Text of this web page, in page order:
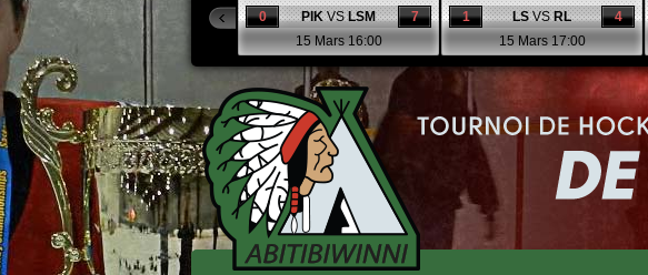
7
0 PIKVSLSM
15 Mars 16:00
4
1 LSVSRL
15 Mars 17:00